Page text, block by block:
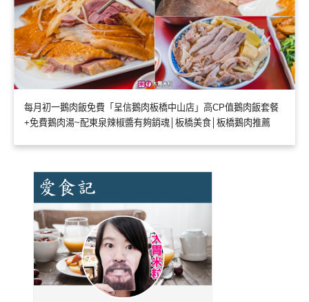
每月初一鵝肉飯免費「呈信鵝肉板橋中山店」高CP值鵝肉飯套餐
+免費鵝肉湯~配東泉辣椒醬有夠銷魂│板橋美食│板橋鵝肉推薦